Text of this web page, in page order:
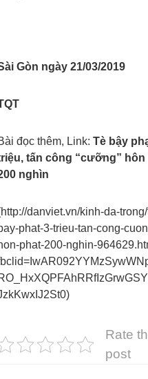
Gòn ngày 21/03/2019
đọc thêm, Link: Tè bậy
tấn công “cưỡng” hôn
nghìn
danviet.vn/kinh-da-
phat-3-trieu-tan-cong-
phat-200-nghin-
Rate
post